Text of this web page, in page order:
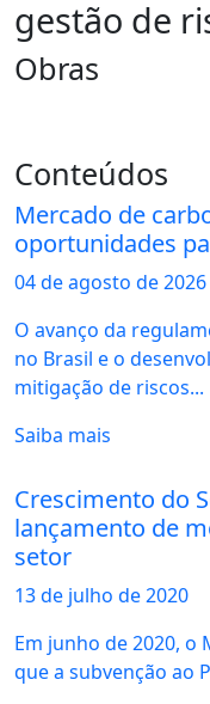
gestão de
Obras
Conteúdos
Mercado de
oportunidades
04 deagosto de 2026
O avanço da
no Brasil e o
mitigação de riscos...
Saiba mais
Crescimento do
lançamento de
setor
13 de julho de 2020
Em junho de 2020,
que a subvenção ao